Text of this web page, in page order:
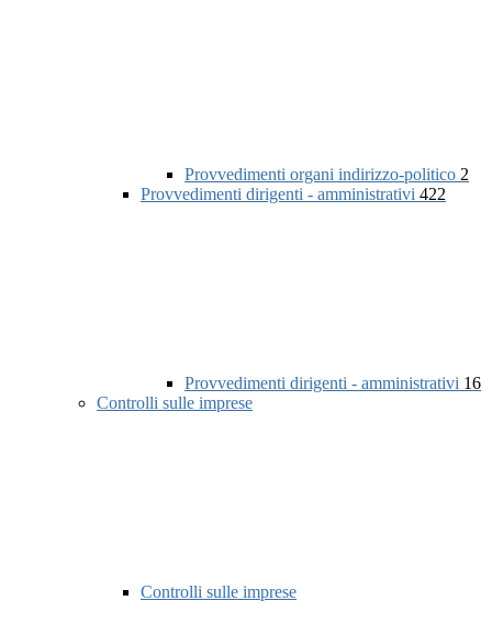
Provvedimenti organi indirizzo-politico 2
Provvedimenti dirigenti - amministrativi 422
Provvedimenti dirigenti - amministrativi 16
Controlli sulle imprese
Controlli sulle imprese